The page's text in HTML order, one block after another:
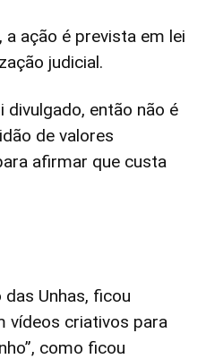
ação é prevista em lei
judicial.
divulgado, então não é
de valores
afirmar que custa
Unhas, ficou
vídeos criativos para
como ficou